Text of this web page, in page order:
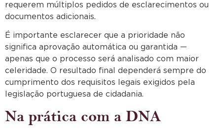
requerem múltiplos pedidos de esclarecimentos ou
documentos adicionais.
É importante esclarecer que a prioridade não
significa aprovação automática ou garantida —
apenas que o processo será analisado com maior
celeridade. O resultado final dependerá sempre do
cumprimento dos requisitos legais exigidos pela
legislação portuguesa de cidadania.
Na prática com a DNA